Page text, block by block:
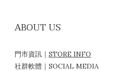
ABOUT US
門市資訊｜ STORE INFO
社群軟體｜SOCIAL MEDIA